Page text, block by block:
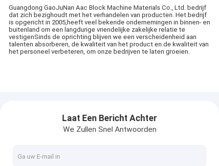
Guangdong GaoJuNan Aac Block Machine Materials Co., Ltd. bedrijf
dat zich bezighoudt met het verhandelen van producten. Het bedrijf
is opgericht in 2005,heeft veel bekende ondernemingen in binnen- en
buitenland om een langdurige vriendelijke zakelijke relatie te
vestigenSinds de oprichting blijven we een verscheidenheid aan
talenten absorberen, de kwaliteit van het product en de kwaliteit van
het personeel verbeteren, om onze bedrijven te laten groeien.
Laat Een Bericht Achter
We Zullen Snel Antwoorden